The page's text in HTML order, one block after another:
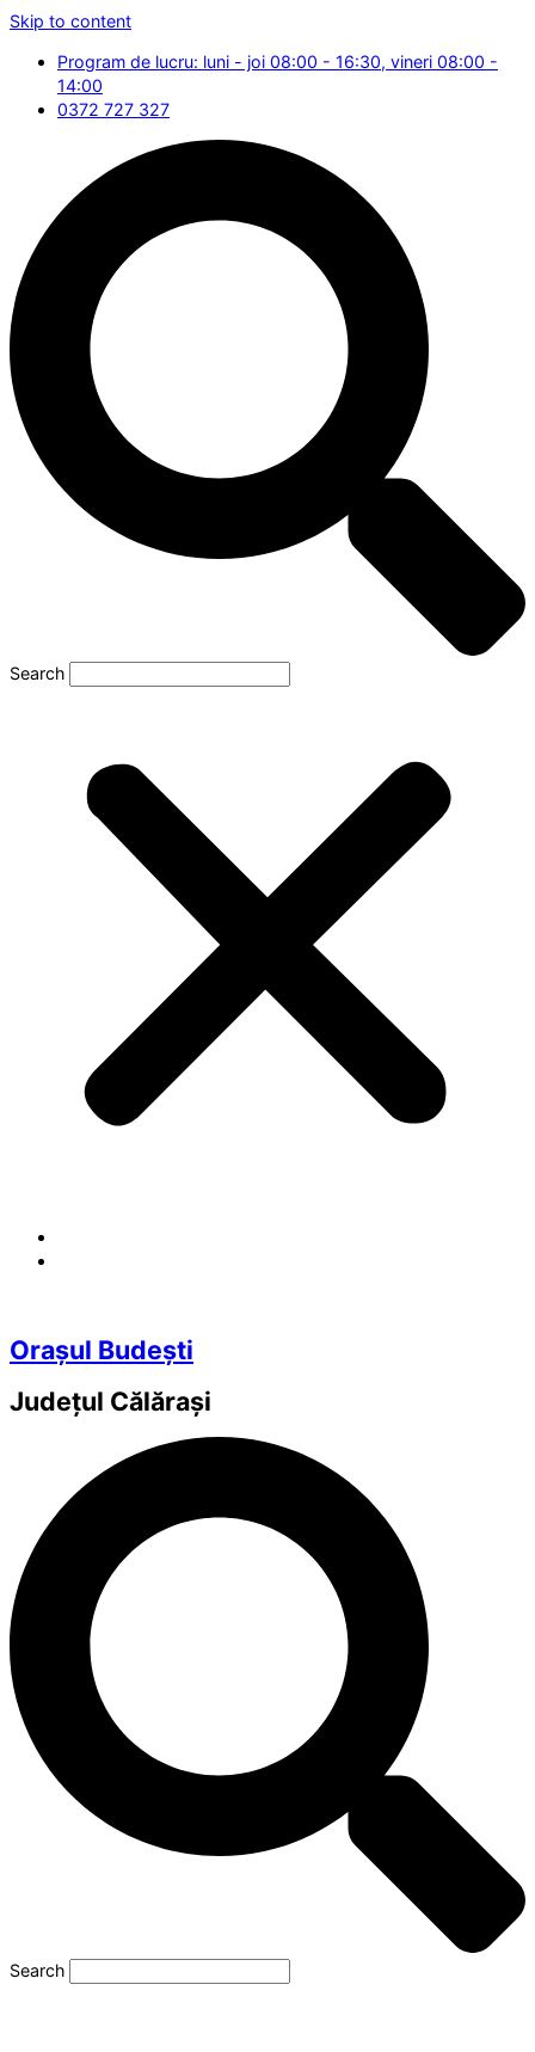
Skip to content
Program de lucru: luni - joi 08:00 - 16:30, vineri 08:00 -
14:00
0372 727 327
Search
Orașul Budești
Județul Călărași
Search